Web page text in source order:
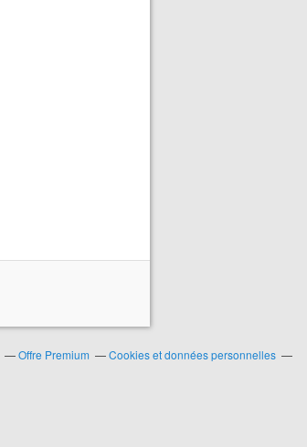
Offre Premium
Cookies et données personnelles